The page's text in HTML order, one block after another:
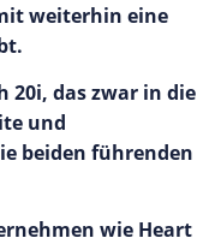
weiterhin eine
das zwar in die
und
beiden führenden
wie Heart